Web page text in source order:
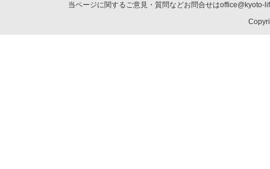
当ページに関するご意見・質問などお問合せは